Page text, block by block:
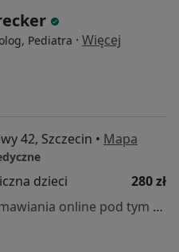
Pediatra · Więcej
42, Szczecin • Mapa
dzieci
280 zł
Specjalista nie oferuje umawiania online pod tym adresem.